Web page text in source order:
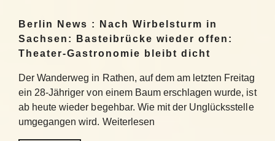
Berlin News : Nach Wirbelsturm in
Sachsen: Basteibrücke wieder offen:
Theater-Gastronomie bleibt dicht
Der Wanderweg in Rathen, auf dem am letzten Freitag
ein 28-Jähriger von einem Baum erschlagen wurde, ist
ab heute wieder begehbar. Wie mit der Unglücksstelle
umgegangen wird. Weiterlesen